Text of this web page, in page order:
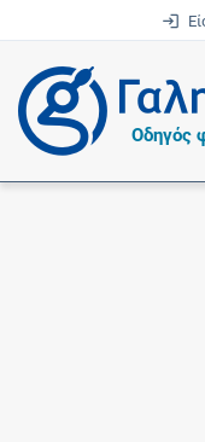
Οδηγός